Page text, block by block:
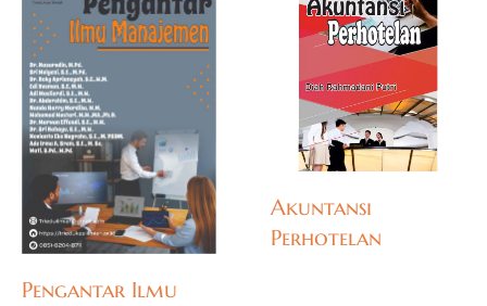
Pengantar Ilmu
Akuntansi
Perhotelan